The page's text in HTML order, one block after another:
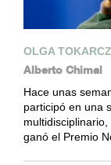
OLGA
Alberto Chimal
Hace unas
participó en una
ganó el Premio